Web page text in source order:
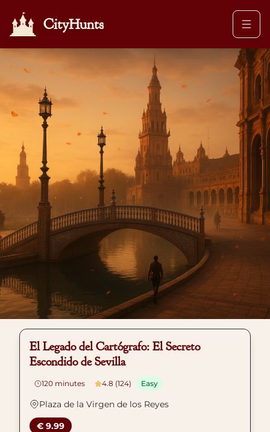
CityHunts
El Legado del Cartógrafo: El Secreto
Escondido de Sevilla
120 minutes 4.8 (124) Easy
Plaza de la Virgen de los Reyes
€ 9.99